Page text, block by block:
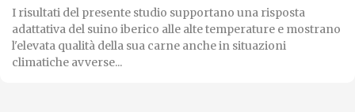
I risultati del presente studio supportano una risposta
adattativa del suino iberico alle alte temperature e mostrano
l'elevata qualità della sua carne anche in situazioni
climatiche avverse...